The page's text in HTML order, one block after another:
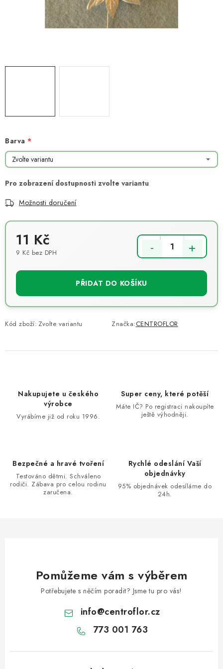
TIPY NA TVOŘENÍ
Barva
Možnosti doručení
11 Kč
9 Kč bez DPH
PŘIDAT DO KOŠÍKU
Kód zboží: Zvolte variantu Značka:CENTROFLOR
Nakupujete u českého
výrobce
Vyrábíme již od roku 1996.
Super ceny, které potěší
Máte IČ? Po registraci nakoupíte
ještě výhodněji.
Bezpečné a hravé tvoření
Testováno dětmi. Schváleno
rodiči. Zábava pro celou rodinu
zaručena.
Rychlé odeslání Vaší
objednávky
95% objednávek odesíláme do
24h.
Pomůžeme vám s výběrem
Potřebujete s něčím poradit? Jsme tu pro vás!
info@centroflor.cz
773 001 763